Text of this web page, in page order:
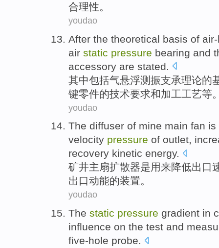
合理性。
youdao
After the theoretical basis of
air static pressure bearing and
accessory are stated.
其中包括气悬浮测振支承理论的
键零件的技术要求和加工工艺等
youdao
The diffuser of mine main fan is
velocity pressure of outlet,
recovery kinetic energy.
矿井主扇扩散器是用来降低出口
出口动能的装置。
youdao
The static pressure gradient in
influence on the test and
five-hole probe.